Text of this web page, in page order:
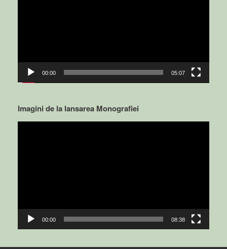
00:00 05:07
Imagini de la lansarea Monografiei
00:00 08:38